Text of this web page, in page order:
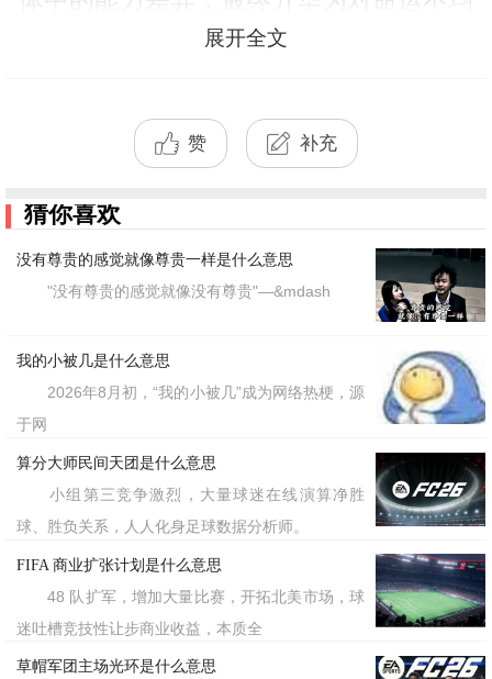
的哲学思考。在大学生群体中衍生出"有
体，成为内卷时代的生存写照。
电竞主播的口头禅→B站鬼畜素材→高校
表白墙热梗→职场人加班自嘲。抖音#有
的兄弟挑战#话题下，网友们用前后对比
视频演绎人生起伏
，累计播放量达37亿
次。
现象背后折射出年轻世代的双重心
态：既用戏谑化解竞争焦虑，又通过群体
自嘲获得身份认同。2025年毕业季期
间，该词在
热搜累计停留达98小
时，成为Z世代面对社会分化的独特语言
缓冲带。
展开全文
赞 补充
猜你喜欢
没有尊贵的感觉就像尊贵一样是什么意思
"没有尊贵的感觉就像没有尊贵"—&mdash
我的小被几是什么意思
2026年8月初，“我的小被几”成为网络热梗，源
于网
算分大师民间天团是什么意思
小组第三竞争激烈，大量球迷在线演算净胜
球、胜负关系，人人化身足球数据分析师。
FIFA 商业扩张计划是什么意思
48 队扩军，增加大量比赛，开拓北美市场，球
迷吐槽竞技性让步商业收益，本质全
草帽军团主场光环是什么意思